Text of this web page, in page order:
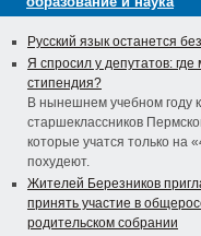
Русский язык останется
Я спросил у депутатов: где
стипендия?
В нынешнем учебном году
старшеклассников
которые учатся только на
похудеют.
Жителей Березников
принять участие в
родительском собрании